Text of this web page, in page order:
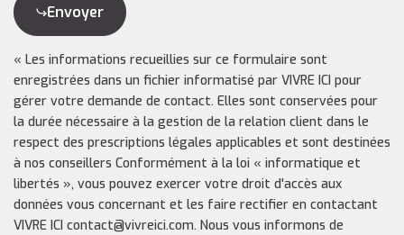
Envoyer
« Les informations recueillies sur ce formulaire sont
enregistrées dans un fichier informatisé par VIVRE ICI pour
gérer votre demande de contact. Elles sont conservées pour
la durée nécessaire à la gestion de la relation client dans le
respect des prescriptions légales applicables et sont destinées
à nos conseillers Conformément à la loi « informatique et
libertés », vous pouvez exercer votre droit d'accès aux
données vous concernant et les faire rectifier en contactant
VIVRE ICI contact@vivreici.com. Nous vous informons de